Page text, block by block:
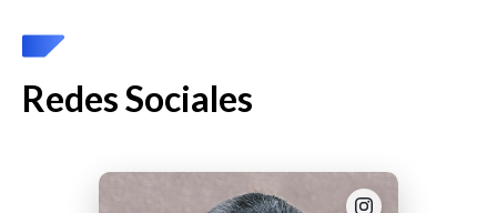
Redes Sociales